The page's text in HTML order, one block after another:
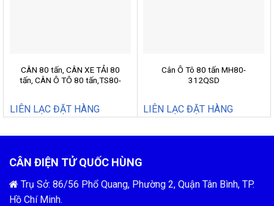
CÂN 80 tấn, CÂN XE TẢI 80
tấn, CÂN Ô TÔ 80 tấn,TS80-
LIÊN LẠC ĐẶT HÀNG
Cân Ô Tô 80 tấn MH80-
312QSD
LIÊN LẠC ĐẶT HÀNG
CÂN ĐIỆN TỬ QUỐC HÙNG
Trụ Sở: 86/56 Phổ Quang, Phường 2, Quận Tân Bình, TP.
Hồ Chí Minh.